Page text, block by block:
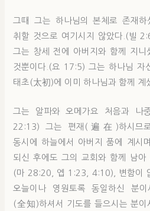
그때 그는 하나님의 본체로 존재
취할 것으로 여기시지 않았다.(빌
그는 창세 전에 아버지와 함께 지
것뿐이다.(요 17:5) 그는 하나님 자
태초(太初)에 이미 하나님과 함께
그는 알파와 오메가요 처음과 나
22:13) 그는 편재(遍在)하시므
동시에 하늘에서 아버지 품에 계시
되신 후에도 그의 교회와 함께 남아
(마 28:20, 엡 1:23, 4:10), 변함이
오늘이나 영원토록 동일하신 분
(全知)하셔서 기도를 들으시는 분